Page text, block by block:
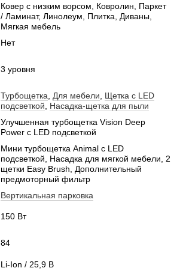
Ковер с низким ворсом, Ковролин, Паркет
/ Ламинат, Линолеум, Плитка, Диваны,
Мягкая мебель
Нет
3 уровня
Турбощетка Для мебели
Щетка с LED
подсветкой
Насадка-щетка для пыли
Улучшенная турбощетка Vision Deep
Power с LED подсветкой
Мини турбощетка Animal с LED
подсветкой, Насадка для мягкой мебели, 2
щетки Easy Brush, Дополнительный
предмоторный фильтр
Вертикальная парковка
150 Вт
84
Li-Ion / 25,9 В